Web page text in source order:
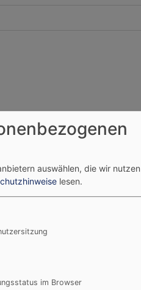
verwendet werden. Weitere
auswählen, die wir
lesen.
im Browser